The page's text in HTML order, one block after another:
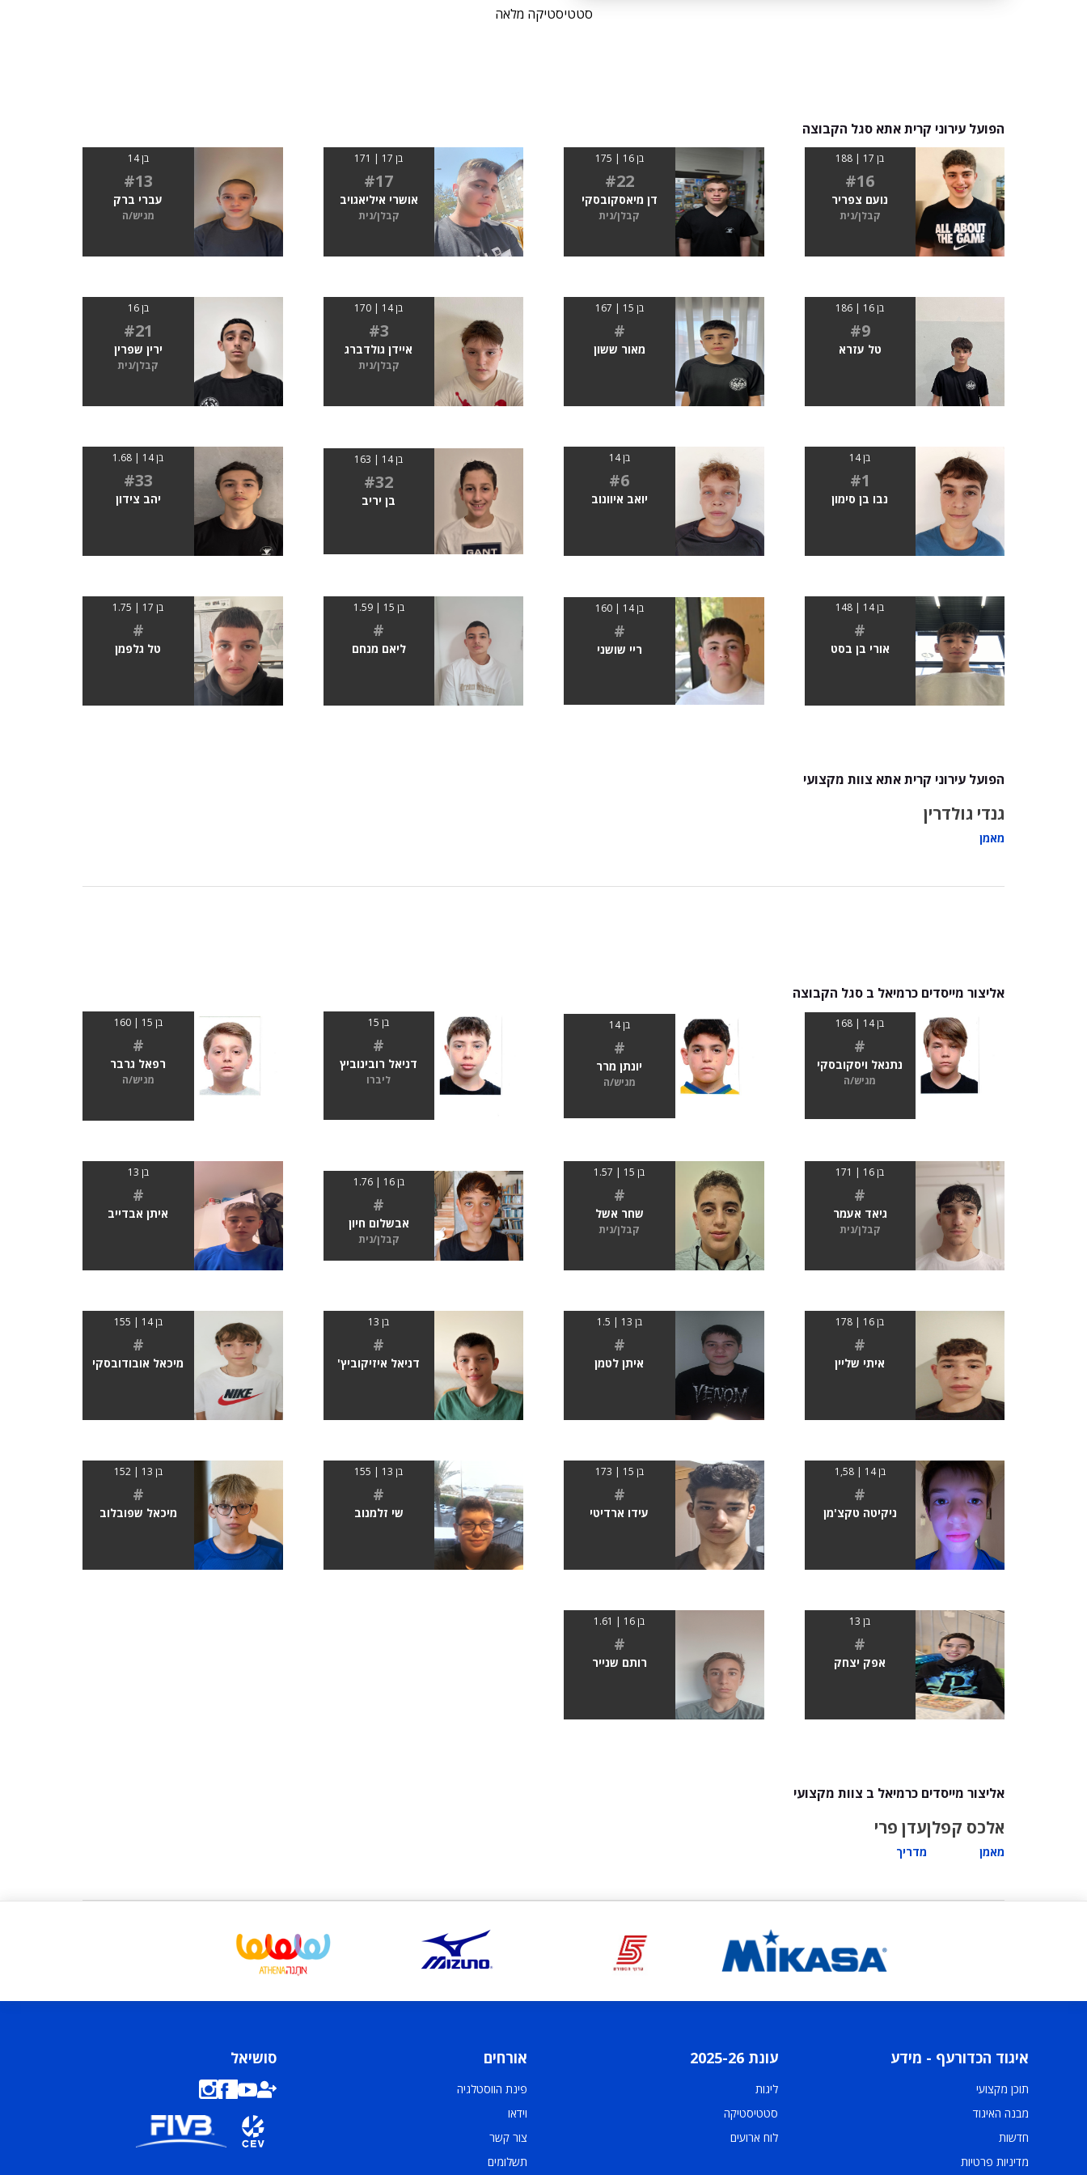
סטטיסטיקה מלאה
הפועל עירוני קרית אתא סגל הקבוצה
בן 17 | 188
#16
נועם צפריר
קבלן/נית
בן 16 | 175
#22
דן מיאסקובסקי
קבלן/נית
בן 17 | 171
#17
אושרי איליאגויב
קבלן/נית
בן 14
#13
עברי ברק
מגיש/ה
בן 16 | 186
#9
טל עזרא
בן 15 | 167
#
מאור ששון
בן 14 | 170
#3
איידן גולדברג
קבלן/נית
בן 16
#21
ירין שפרין
קבלן/נית
בן 14
#1
נבו בן סימון
בן 14
#6
יואב איוונוב
בן 14 | 163
#32
בן יריב
בן 14 | 1.68
#33
יהב צידון
בן 14 | 148
#
אורי בן בסט
בן 14 | 160
#
ריי שושני
בן 15 | 1.59
#
ליאם מנחם
בן 17 | 1.75
#
טל גלפמן
הפועל עירוני קרית אתא צוות מקצועי
גנדי גולדרין
מאמן
אליצור מייסדים כרמיאל ב סגל הקבוצה
בן 14 | 168
#
נתנאל ויסקובסקי
מגיש/ה
בן 14
#
יונתן מרר
מגיש/ה
בן 15
#
דניאל רובינוביץ
ליברו
בן 15 | 160
#
רפאל גרבר
מגיש/ה
בן 16 | 171
#
גיאד אעמר
קבלן/נית
בן 15 | 1.57
#
שחר אשל
קבלן/נית
בן 16 | 1.76
#
אבשלום חיון
קבלן/נית
בן 13
#
איתן אבדייב
בן 16 | 178
#
איתי שליין
בן 13 | 1.5
#
איתן לטמן
בן 13
#
דניאל איזיקוביץ'
בן 14 | 155
#
מיכאל אובודובסקי
בן 14 | 1,58
#
ניקיטה טקצ'מן
בן 15 | 173
#
עידו ארדיטי
בן 13 | 155
#
שי זלמנוב
בן 13 | 152
#
מיכאל שפובלוב
בן 13
#
אפק יצחק
בן 16 | 1.61
#
רותם שנייר
אליצור מייסדים כרמיאל ב צוות מקצועי
אלכס קפלן
מאמן
עדן פרי
מדריך
איגוד הכדורעף - מידע
תוכן מקצועי
מבנה האיגוד
חדשות
מדיניות פרטיות
עונת 2025-26
ליגות
סטטיסטיקה
לוח ארועים
אורחים
פינת הווסטלגיה
וידאו
צור קשר
תשלומים
סושיאל